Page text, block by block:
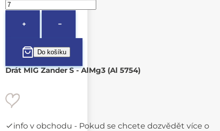
+ −
Drát MIG Zander S - AlMg3 (Al 5754)
info v obchodu - Pokud se chcete dozvědět více o